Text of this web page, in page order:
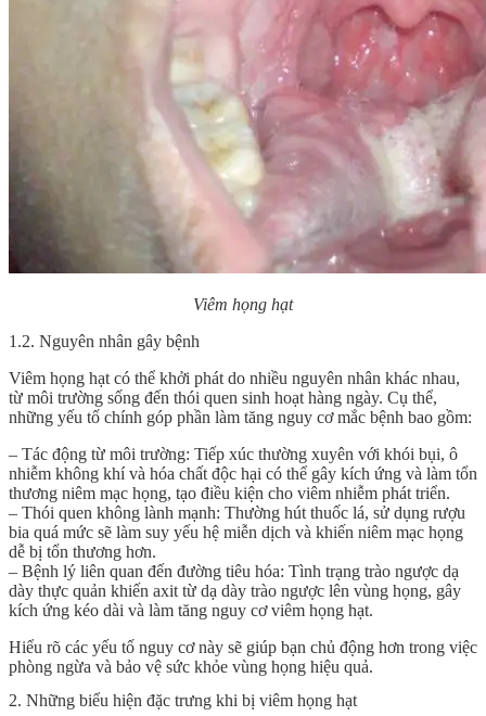
Viêm họng hạt
1.2. Nguyên nhân gây bệnh
Viêm họng hạt có thể khởi phát do nhiều nguyên nhân khác nhau,
từ môi trường sống đến thói quen sinh hoạt hàng ngày. Cụ thể,
những yếu tố chính góp phần làm tăng nguy cơ mắc bệnh bao gồm:
– Tác động từ môi trường: Tiếp xúc thường xuyên với khói bụi, ô
nhiễm không khí và hóa chất độc hại có thể gây kích ứng và làm tổn
thương niêm mạc họng, tạo điều kiện cho viêm nhiễm phát triển.
– Thói quen không lành mạnh: Thường hút thuốc lá, sử dụng rượu
bia quá mức sẽ làm suy yếu hệ miễn dịch và khiến niêm mạc họng
dễ bị tổn thương hơn.
– Bệnh lý liên quan đến đường tiêu hóa: Tình trạng trào ngược dạ
dày thực quản khiến axit từ dạ dày trào ngược lên vùng họng, gây
kích ứng kéo dài và làm tăng nguy cơ viêm họng hạt.
Hiểu rõ các yếu tố nguy cơ này sẽ giúp bạn chủ động hơn trong việc
phòng ngừa và bảo vệ sức khỏe vùng họng hiệu quả.
2. Những biểu hiện đặc trưng khi bị viêm họng hạt